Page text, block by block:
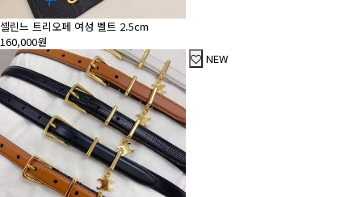
셀린느 트리오페 여성 벨트 2.5cm
160,000원
NEW